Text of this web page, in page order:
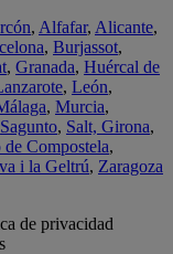
, Alfafar, Alicante,
, Burjassot,
, Granada, Huércal de
, León,
, Murcia,
Sagunto, Salt, Girona,
de Compostela,
i la Geltrú, Zaragoza
de privacidad